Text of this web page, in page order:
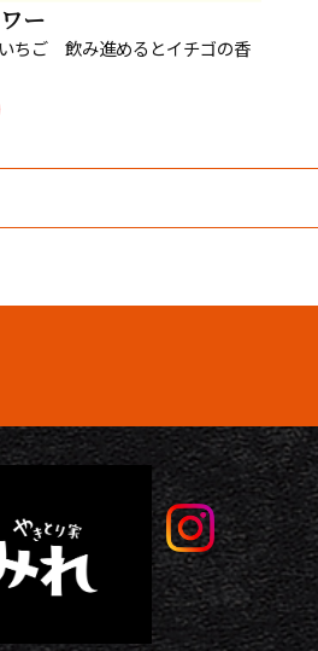
ー
ちご 飲み進めるとイチゴの香